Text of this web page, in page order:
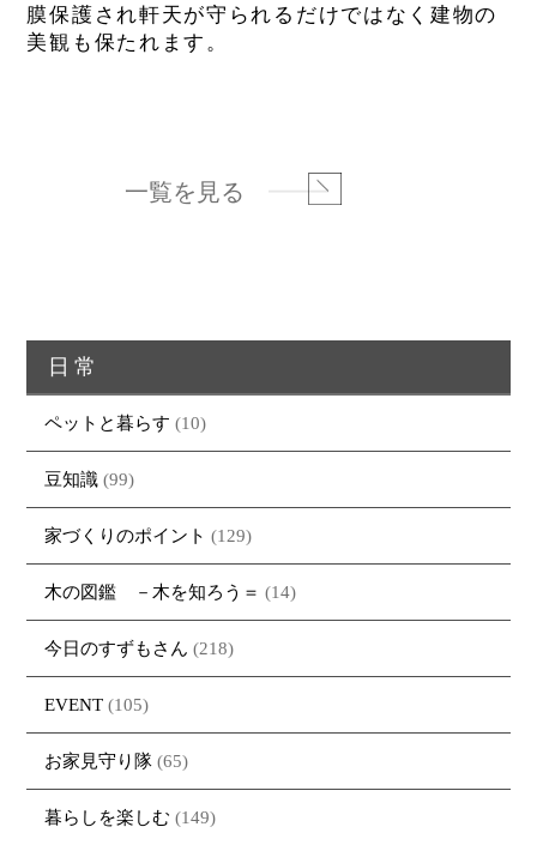
膜保護され軒天が守られるだけではなく建物の
美観も保たれます。
一覧を見る
日常
ペットと暮らす (10)
豆知識 (99)
家づくりのポイント (129)
木の図鑑 －木を知ろう＝ (14)
今日のすずもさん (218)
EVENT (105)
お家見守り隊 (65)
暮らしを楽しむ (149)